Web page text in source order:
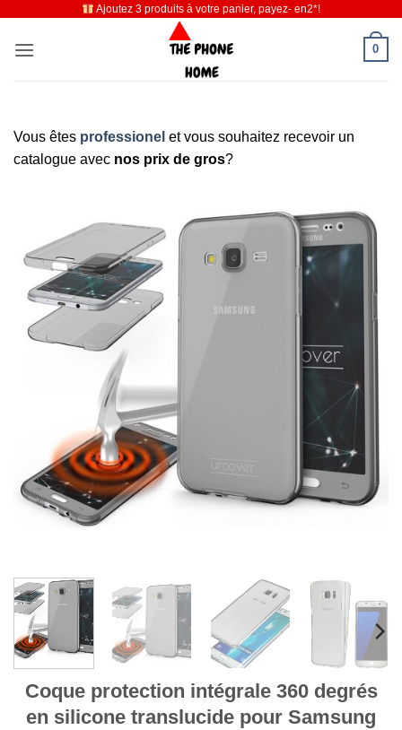
contenu
Ajoutez 3 produits à votre panier, payez- en2*!
0
Vous êtes professionel et vous souhaitez recevoir un
catalogue avec nos prix de gros?
Coque protection intégrale 360 degrés
en silicone translucide pour Samsung